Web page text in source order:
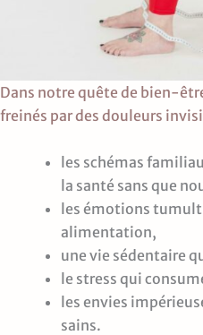
Dans notre quête de bien-
freinés par des douleurs
les schémas
la santé sans que
les émotions
alimentation,
une vie sédentaire
le stress qui
les envies
sains.